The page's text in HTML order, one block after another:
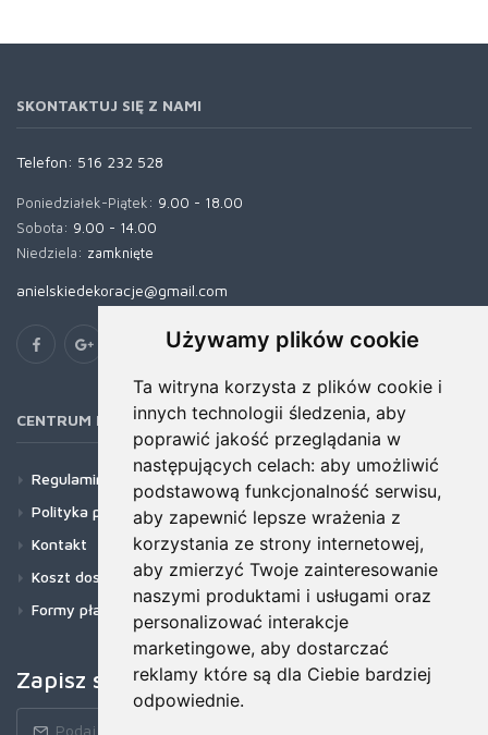
Używamy plików cookie
Ta witryna korzysta z plików cookie i
innych technologii śledzenia, aby
poprawić jakość przeglądania w
następujących celach: aby umożliwić
podstawową funkcjonalność serwisu,
aby zapewnić lepsze wrażenia z
korzystania ze strony internetowej,
aby zmierzyć Twoje zainteresowanie
naszymi produktami i usługami oraz
personalizować interakcje
marketingowe, aby dostarczać
reklamy które są dla Ciebie bardziej
odpowiednie.
SKONTAKTUJ SIĘ Z NAMI
Telefon: 516 232 528
Poniedziałek-Piątek: 9.00 - 18.00
Sobota: 9.00 - 14.00
Niedziela: zamknięte
anielskiedekoracje@gmail.com
CENTRUM POMOCY
Regulamin
Polityka prywatności
Kontakt
Koszt dostawy
Formy płatności
Zapisz się do newslettera!